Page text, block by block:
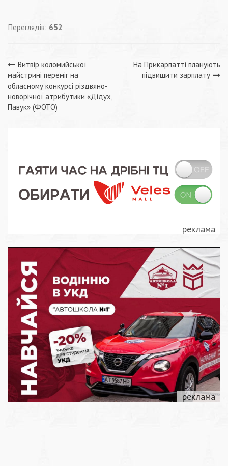
Переглядів: 652
Навігація
записів
Витвір коломийської
майстрині переміг на
обласному конкурсі різдвяно-
новорічної атрибутики «Дідух,
Павук» (ФОТО)
На Прикарпатті планують
підвищити зарплату